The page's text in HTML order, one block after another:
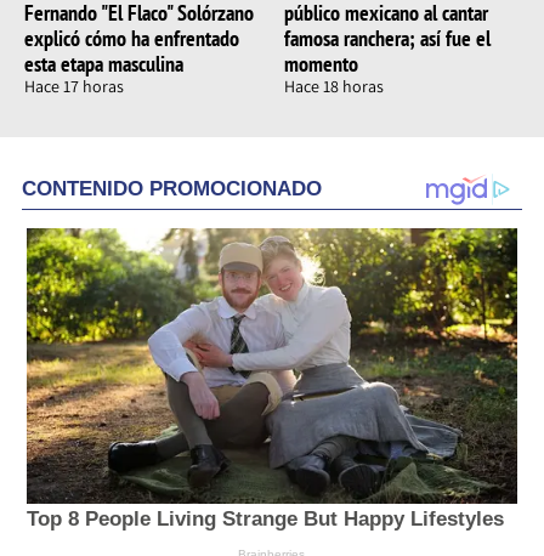
Fernando "El Flaco" Solórzano
explicó cómo ha enfrentado
esta etapa masculina
Hace 17 horas
público mexicano al cantar
famosa ranchera; así fue el
momento
Hace 18 horas